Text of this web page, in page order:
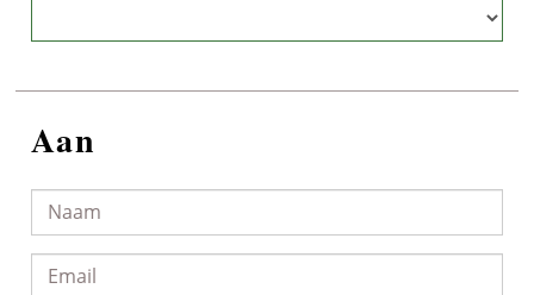
Aan